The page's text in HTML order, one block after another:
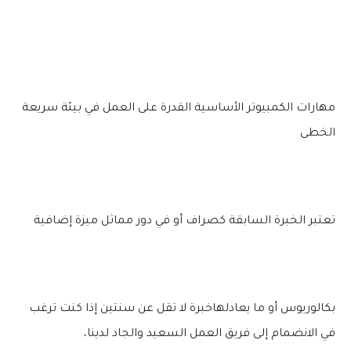
مهارات الكمبيوتر الأساسية القدرة على العمل في بيئة سريعة
الخطى
تعتبر الخبرة السابقة كصراف أو في دور مماثل ميزة إضافية
بكالوريوس أو ما يعادلهاخبرة لا تقل عن سنتين إذا كنت ترغب
في الانضمام إلى فريق العمل السعيد والجاد لدينا،